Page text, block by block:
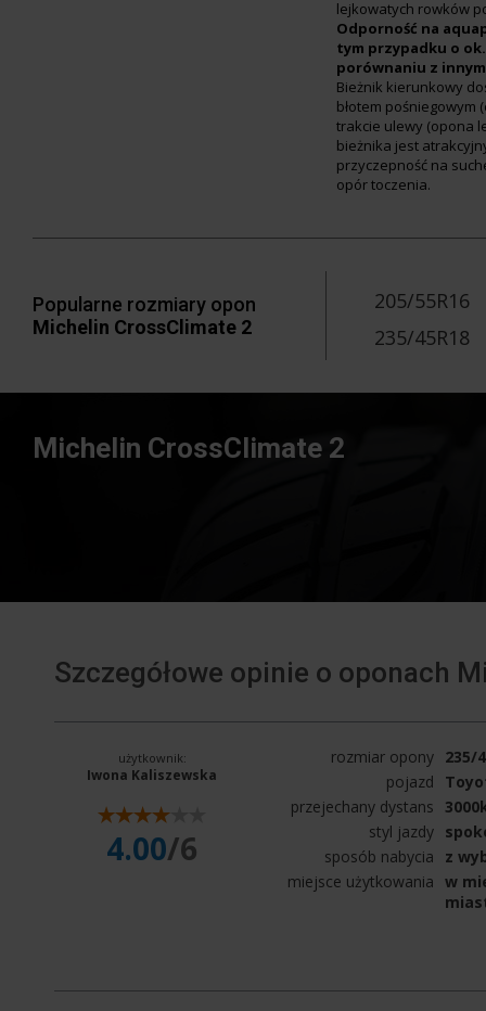
lejkowatych rowków
Odporność na
tym przypadku o ok.
porównaniu z
Bieżnik kierunkowy
błotem pośniegowym
trakcie ulewy (opona
bieżnika jest
przyczepność na
opór toczenia.
Popularne rozmiary opon
Michelin CrossClimate 2
205/55R16
235/45R18
Michelin CrossClimate 2
Szczegółowe opinie o oponach
użytkownik:
Iwona Kaliszewska
4.00/6
rozmiar opony 235/
pojazd
przejechany dystans
styl jazdy
sposób nabycia
z
miejsce użytkowania w